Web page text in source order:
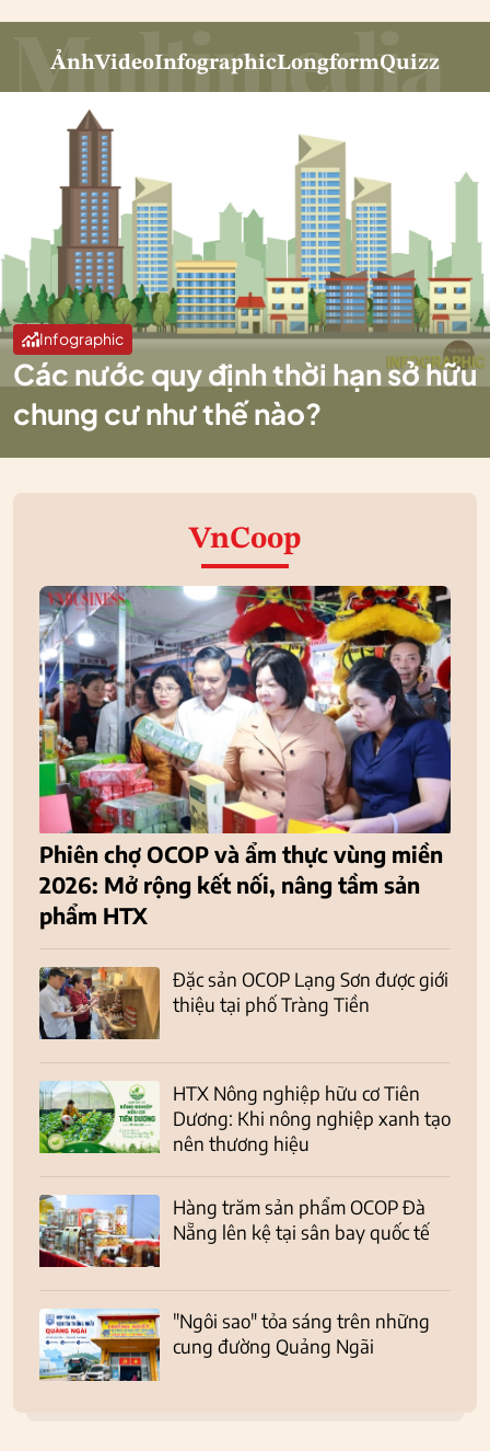
ẢnhVideoInfographicLongformQuizz
Infographic
Các nước quy định thời hạn sở hữu
chung cư như thế nào?
VnCoop
Phiên chợ OCOP và ẩm thực vùng miền
2026: Mở rộng kết nối, nâng tầm sản
phẩm HTX
Đặc sản OCOP Lạng Sơn được giới
thiệu tại phố Tràng Tiền
HTX Nông nghiệp hữu cơ Tiên
Dương: Khi nông nghiệp xanh tạo
nên thương hiệu
Hàng trăm sản phẩm OCOP Đà
Nẵng lên kệ tại sân bay quốc tế
"Ngôi sao" tỏa sáng trên những
cung đường Quảng Ngãi